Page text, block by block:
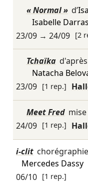
« Normal » d’
Isabelle Darras
23/09→ 24/09 [2
Tchaïka d'après
Natacha
23/09 [1 rep.]
Meet Fred
24/09 [1 rep.]
i-clit chorégraphie
Mercedes Dassy
06/10 [1 rep.]